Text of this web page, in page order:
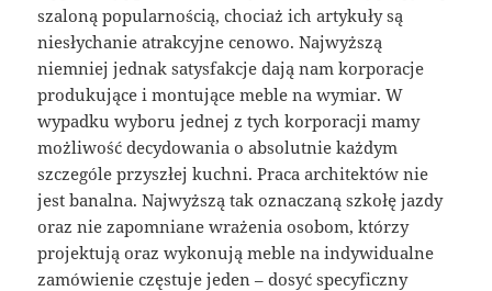
szaloną popularnością, chociaż ich artykuły są
niesłychanie atrakcyjne cenowo. Najwyższą
niemniej jednak satysfakcje dają nam korporacje
produkujące i montujące meble na wymiar. W
wypadku wyboru jednej z tych korporacji mamy
możliwość decydowania o absolutnie każdym
szczególe przyszłej kuchni. Praca architektów nie
jest banalna. Najwyższą tak oznaczaną szkołę jazdy
oraz nie zapomniane wrażenia osobom, którzy
projektują oraz wykonują meble na indywidualne
zamówienie częstuje jeden – dosyć specyficzny